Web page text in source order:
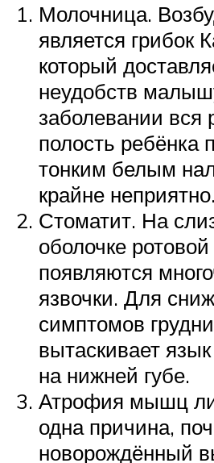
Молочница.
является грибок
который
неудобств
заболевании вся
полость ребёнка
тонким белым
крайне неприятно.
Стоматит. На
оболочке
появляются
язвочки. Для
симптомов
вытаскивает
на нижней губе.
Атрофия мышц
одна причина,
новорождённый